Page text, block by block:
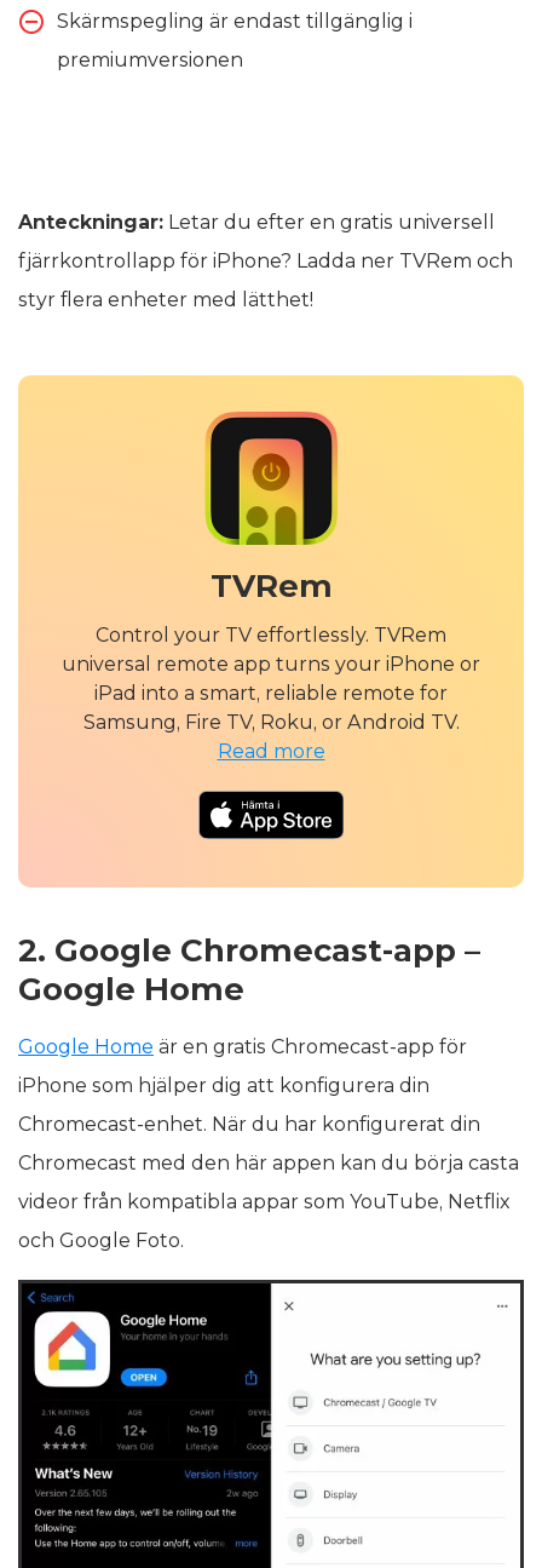
Skärmspegling är endast tillgänglig i
premiumversionen
Anteckningar: Letar du efter en gratis universell
fjärrkontrollapp för iPhone? Ladda ner TVRem och
styr flera enheter med lätthet!
TVRem
Control your TV effortlessly. TVRem
universal remote app turns your iPhone or
iPad into a smart, reliable remote for
Samsung, Fire TV, Roku, or Android TV.
Read more
2. Google Chromecast-app –
Google Home
Google Home är en gratis Chromecast-app för
iPhone som hjälper dig att konfigurera din
Chromecast-enhet. När du har konfigurerat din
Chromecast med den här appen kan du börja casta
videor från kompatibla appar som YouTube, Netflix
och Google Foto.